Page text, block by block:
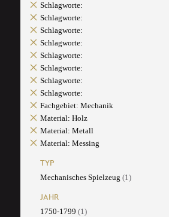
Schlagworte:
Schlagworte:
Schlagworte:
Schlagworte:
Schlagworte:
Schlagworte:
Schlagworte:
Schlagworte:
Fachgebiet: Mechanik
Material: Holz
Material: Metall
Material: Messing
TYP
Mechanisches Spielzeug (1)
JAHR
1750-1799 (1)